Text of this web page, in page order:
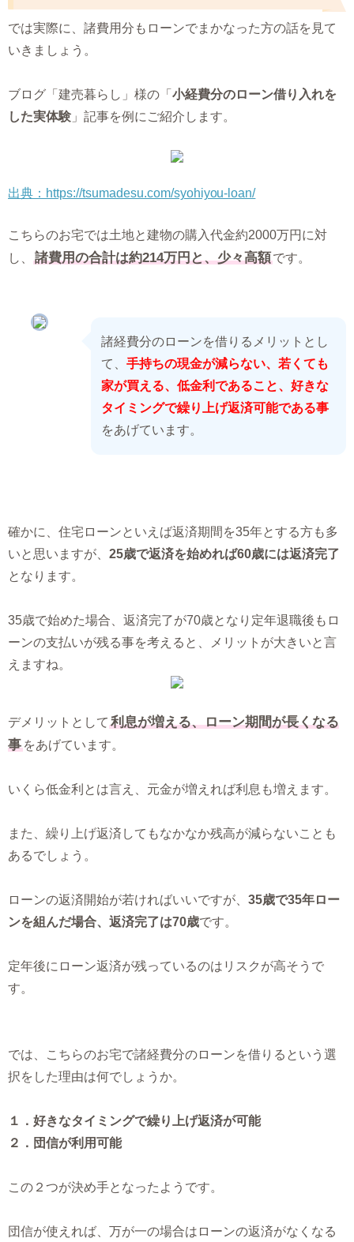
では実際に、諸費用分もローンでまかなった方の話を見て
いきましょう。
ブログ「建売暮らし」様の「 小経費分のローン借り入れを
した実体験」記事を例にご紹介します。
出典：https://tsumadesu.com/syohiyou-loan/
こちらのお宅では土地と建物の購入代金約2000万円に対
し、
諸費用の合計は約214万円と、少々高額です。
諸経費分のローンを借りるメリットとし
て、 手持ちの現金が減らない、若くても
家が買える、低金利であること、好きな
タイミングで繰り上げ返済可能である事
をあげています。
確かに、住宅ローンといえば返済期間を35年とする方も多
いと思いますが、 25歳で返済を始めれば60歳には返済完了
となります。
35歳で始めた場合、返済完了が70歳となり定年退職後もロ
ーンの支払いが残る事を考えると、メリットが大きいと言
えますね。
デメリットとして 利息が増える、ローン期間が長くなる
事をあげています。
いくら低金利とは言え、元金が増えれば利息も増えます。
また、繰り上げ返済してもなかなか残高が減らないことも
あるでしょう。
ローンの返済開始が若ければいいですが、 35歳で35年ロー
ンを組んだ場合、返済完了は70歳です。
定年後にローン返済が残っているのはリスクが高そうで
す。
では、こちらのお宅で諸経費分のローンを借りるという選
択をした理由は何でしょうか。
１．好きなタイミングで繰り上げ返済が可能
２．団信が利用可能
この２つが決め手となったようです。
団信が使えれば、万が一の場合はローンの返済がなくなる